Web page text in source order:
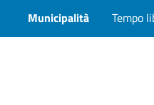
Municipalità Tempo